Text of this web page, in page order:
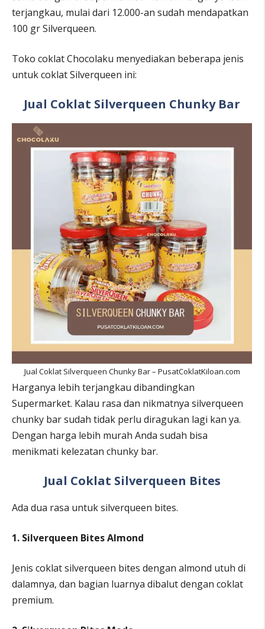
terjangkau, mulai dari 12.000-an sudah mendapatkan
100 gr Silverqueen.
Toko coklat Chocolaku menyediakan beberapa jenis
untuk coklat Silverqueen ini:
Jual Coklat Silverqueen Chunky Bar
Jual Coklat Silverqueen Chunky Bar – PusatCoklatKiloan.com
Harganya lebih terjangkau dibandingkan
Supermarket. Kalau rasa dan nikmatnya silverqueen
chunky bar sudah tidak perlu diragukan lagi kan ya.
Dengan harga lebih murah Anda sudah bisa
menikmati kelezatan chunky bar.
Jual Coklat Silverqueen Bites
Ada dua rasa untuk silverqueen bites.
1. Silverqueen Bites Almond
Jenis coklat silverqueen bites dengan almond utuh di
dalamnya, dan bagian luarnya dibalut dengan coklat
premium.